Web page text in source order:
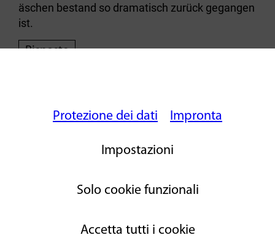
äschen bestand so dramatisch zurück gegangen
ist.
Risposte
[writeAcomment]
Protezione dei dati Impronta
Impostazioni
Solo cookie funzionali
Accetta tutti i cookie